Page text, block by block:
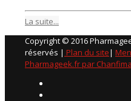
La suite...
Copyright © 2016
réservés | Plan du site|
Pharmageek.fr par